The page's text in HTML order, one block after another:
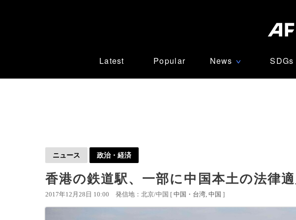
Latest Popular News ∨ SDGs
ニュース 政治・経済
香港の鉄道駅、一部に中国本土の法律
2017年12月28日 10:00 発信地：北京/中国 [ 中国・台湾 中国 ]